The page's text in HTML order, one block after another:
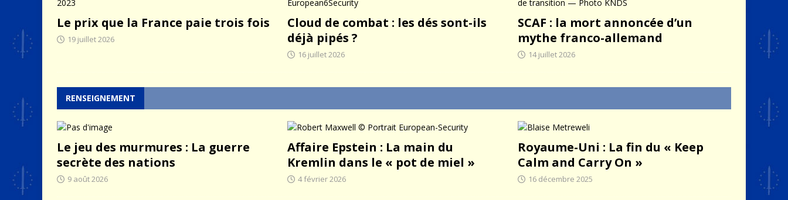
Le prix que la France paie trois fois
19 juillet 2026
Cloud de combat : les dés sont-ils
déjà pipés ?
16 juillet 2026
SCAF : la mort annoncée d’un
mythe franco-allemand
14 juillet 2026
RENSEIGNEMENT
Le jeu des murmures : La guerre
secrète des nations
9 août 2026
Affaire Epstein : La main du
Kremlin dans le « pot de miel »
4 février 2026
Royaume-Uni : La fin du « Keep
Calm and Carry On »
16 décembre 2025